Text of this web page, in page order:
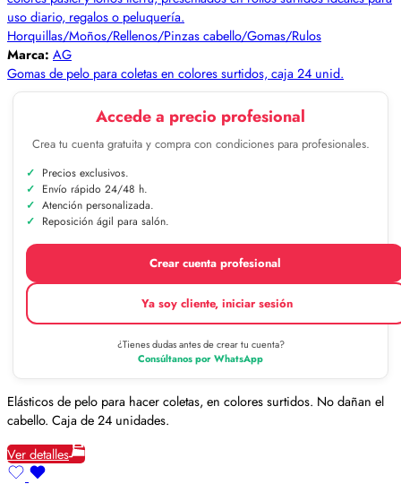
Horquillas/Moños/Rellenos/Pinzas cabello/Gomas/Rulos
Marca: AG
Gomas de pelo para coletas en colores surtidos, caja 24 unid.
Accede a precio profesional
Crea tu cuenta gratuita y compra con condiciones para profesionales.
Precios exclusivos.
Envío rápido 24/48 h.
Atención personalizada.
Reposición ágil para salón.
Crear cuenta profesional
Ya soy cliente, iniciar sesión
¿Tienes dudas antes de crear tu cuenta?
Consúltanos por WhatsApp
Elásticos de pelo para hacer coletas, en colores surtidos. No dañan el
cabello. Caja de 24 unidades.
Ver detalles